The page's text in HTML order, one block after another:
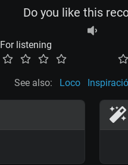
Do you like this
For listening
See also: Loco